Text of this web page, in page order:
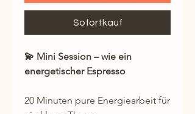
Sofortkauf
💫 Mini Session – wie ein
energetischer Espresso
20 Minuten pure Energiearbeit für